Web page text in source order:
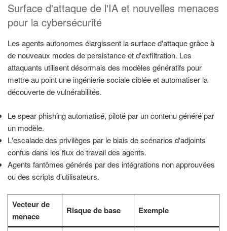
Surface d'attaque de l'IA et nouvelles menaces
pour la cybersécurité
Les agents autonomes élargissent la surface d'attaque grâce à
de nouveaux modes de persistance et d'exfiltration. Les
attaquants utilisent désormais des modèles génératifs pour
mettre au point une ingénierie sociale ciblée et automatiser la
découverte de vulnérabilités.
Le spear phishing automatisé, piloté par un contenu généré par
un modèle.
L'escalade des privilèges par le biais de scénarios d'adjoints
confus dans les flux de travail des agents.
Agents fantômes générés par des intégrations non approuvées
ou des scripts d'utilisateurs.
Vecteur de
menace
Risque de base Exemple